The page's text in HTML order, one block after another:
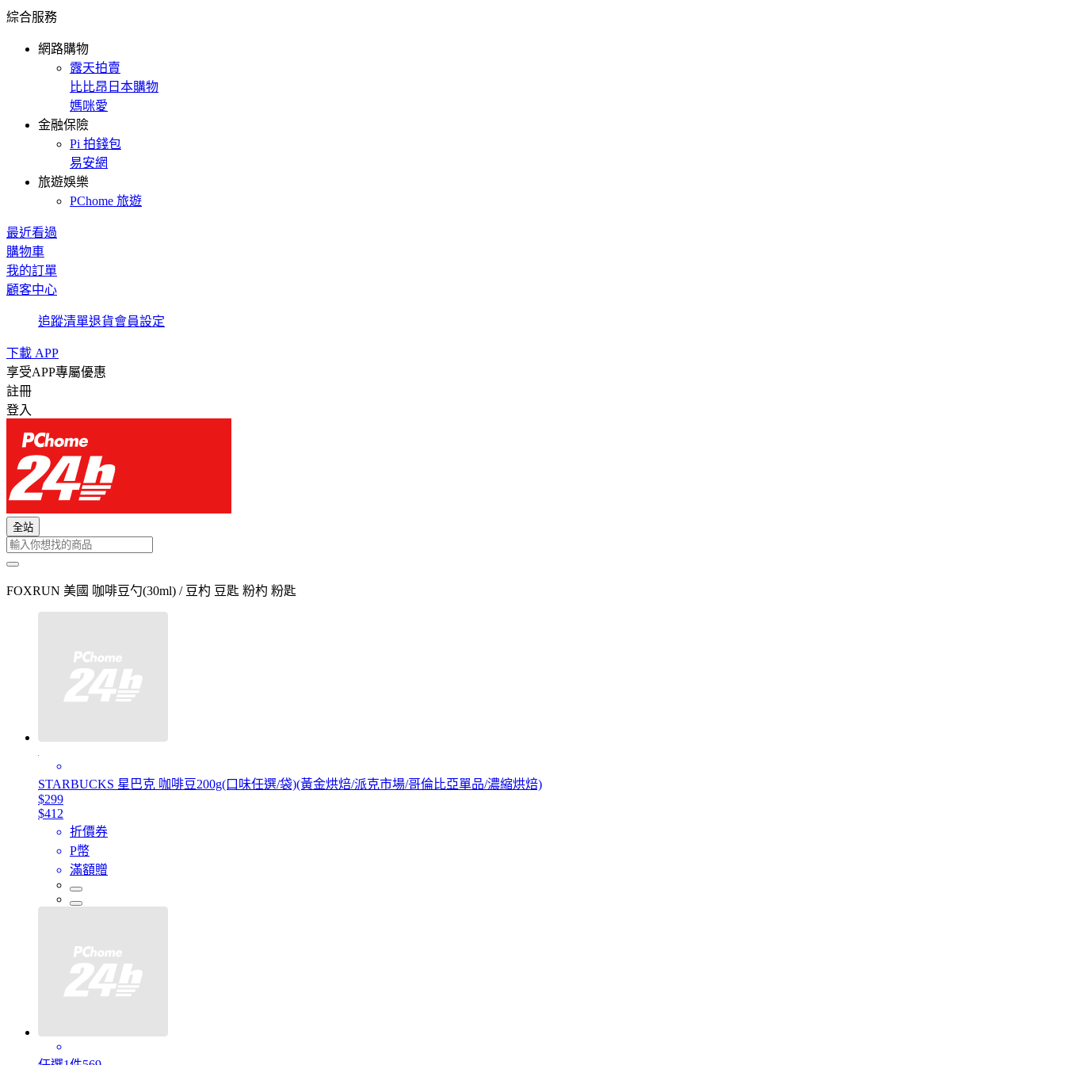
綜合服務
網路購物
露天拍賣
比比昂日本購物
媽咪愛
金融保險
Pi 拍錢包
易安網
旅遊娛樂
PChome 旅遊
最近看過
購物車
我的訂單
顧客中心
追蹤清單退貨會員設定
下載 APP
享受APP專屬優惠
註冊
登入
全站
FOXRUN 美國 咖啡豆勺(30ml) / 豆杓 豆匙 粉杓 粉匙
STARBUCKS 星巴克 咖啡豆200g(口味任選/袋)(黃金烘焙/派克市場/哥倫比亞單品/濃縮烘焙)
$299
$412
折價券
P幣
滿額贈